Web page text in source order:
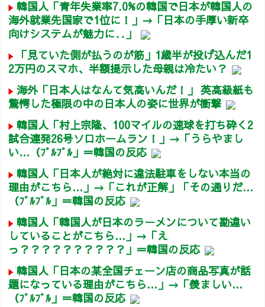
韓国人「青年失業率7.0%の韓国で日本が韓国人の
海外就業先国家で1位に！」→「日本の手厚い新卒
向けシステムが魅力に‥」
「見ていた側が払うのが筋」1歳半が投げ込んだ1
2万円のスマホ、半額提示した母親は冷たい？
海外「日本人はなんて気高いんだ！」 英高級紙も
驚愕した極限の中の日本人の姿に世界が衝撃
韓国人「村上宗隆、100マイルの速球を打ち砕く2
試合連発26号ソロホームラン！」→「うらやまし
い…（ﾌﾞﾙﾌﾞﾙ」＝韓国の反応
韓国人「日本人が絶対に違法駐車をしない本当の
理由がこちら…」→「これが正解」「その通りだ…
（ﾌﾞﾙﾌﾞﾙ」＝韓国の反応
韓国人「韓国人が日本のラーメンについて勘違い
していることがこちら…」→「え
っ？？？？？？？？？？」＝韓国の反応
韓国人「日本の某全国チェーン店の商品写真が話
題になっている理由がこちら…」→「羨ましい…
（ﾌﾞﾙﾌﾞﾙ」＝韓国の反応